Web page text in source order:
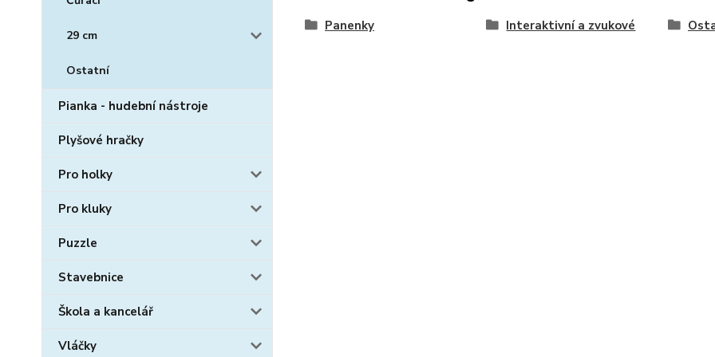
29 cm
Ostatní
Pianka - hudební nástroje
Plyšové hračky
Pro holky
Pro kluky
Puzzle
Stavebnice
Škola a kancelář
Vláčky
Panenky Interaktivní a zvukové